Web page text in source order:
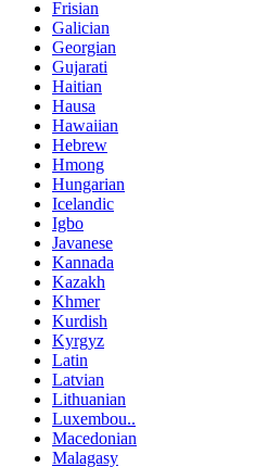
Frisian
Galician
Georgian
Gujarati
Haitian
Hausa
Hawaiian
Hebrew
Hmong
Hungarian
Icelandic
Igbo
Javanese
Kannada
Kazakh
Khmer
Kurdish
Kyrgyz
Latin
Latvian
Lithuanian
Luxembou..
Macedonian
Malagasy